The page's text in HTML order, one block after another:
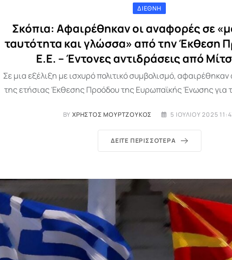
ΔΙΕΘΝΉ
Σκόπια: Αφαιρέθηκαν οι αναφορές σε
ταυτότητα και γλώσσα» από την Έκθεση
Ε.Ε. – Έντονες αντιδράσεις από
Σε μια εξέλιξη με ισχυρό πολιτικό συμβολισμό,
της ετήσιας Έκθεσης Προόδου της Ευρωπαϊκής Ένωσης για
BYΧΡΉΣΤΟΣ ΜΟΥΡΤΖΟΎΚΟΣ 5 ΙΟΥΛΊΟΥ 2025
ΔΕΊΤΕ ΠΕΡΙΣΣΌΤΕΡΑ